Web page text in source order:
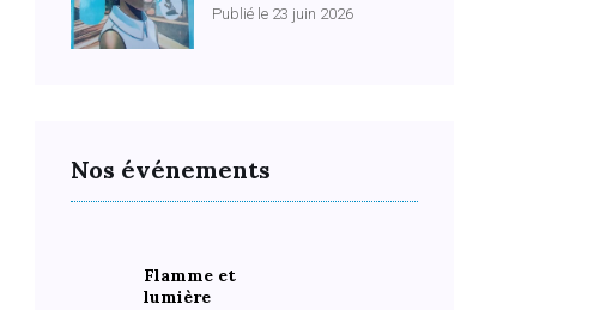
Publié le 23 juin 2026
Nos événements
Flamme et
lumière